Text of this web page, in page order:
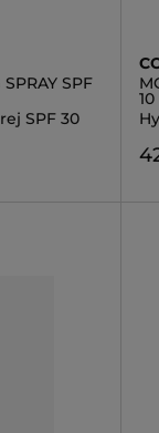
SPF
SPF 30
10